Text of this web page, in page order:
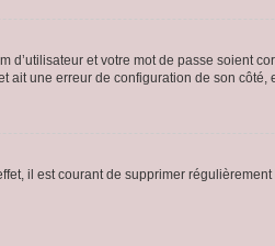
et votre mot de passe soient
une erreur de configuration de son côté,
il est courant de supprimer